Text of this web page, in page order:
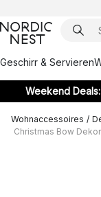
Geschirr & Servieren
Weekend Deals:
Wohnaccessoires /
Christmas Bow